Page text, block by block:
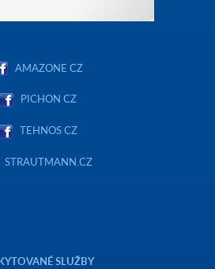
AMAZONE CZ
PICHON CZ
TEHNOS CZ
STRAUTMANN.CZ
SLUŽBY